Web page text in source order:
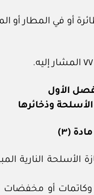
أو في المطار أو
الأول
وذخائرها
مادة (٣)
حيازة الأسلحة المبينة بالقائمة